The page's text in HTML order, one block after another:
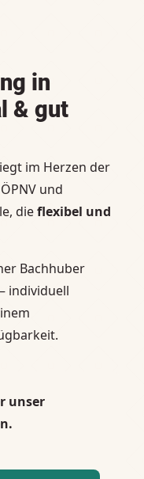
in
& gut
im Herzen der
und
dieflexibel und
Bachhuber
individuell
unser